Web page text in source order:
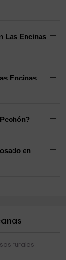
Las Encinas
en
rurales